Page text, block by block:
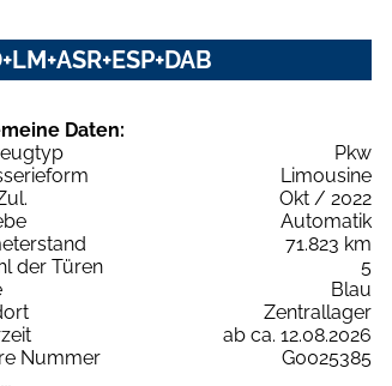
Daten:
Pkw
Limousine
Okt / 2022
Automatik
71.823 km
der Türen
5
Blau
Zentrallager
ab ca. 12.08.2026
Nummer
G0025385